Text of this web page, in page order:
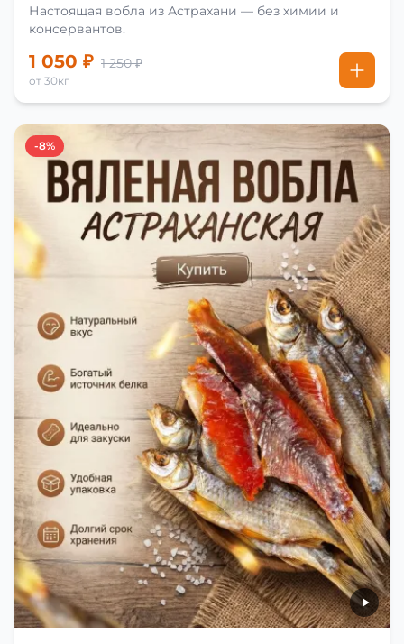
Настоящая вобла из Астрахани — без химии и
консервантов.
1 050 ₽ 1 250 ₽
от 30кг
-8%